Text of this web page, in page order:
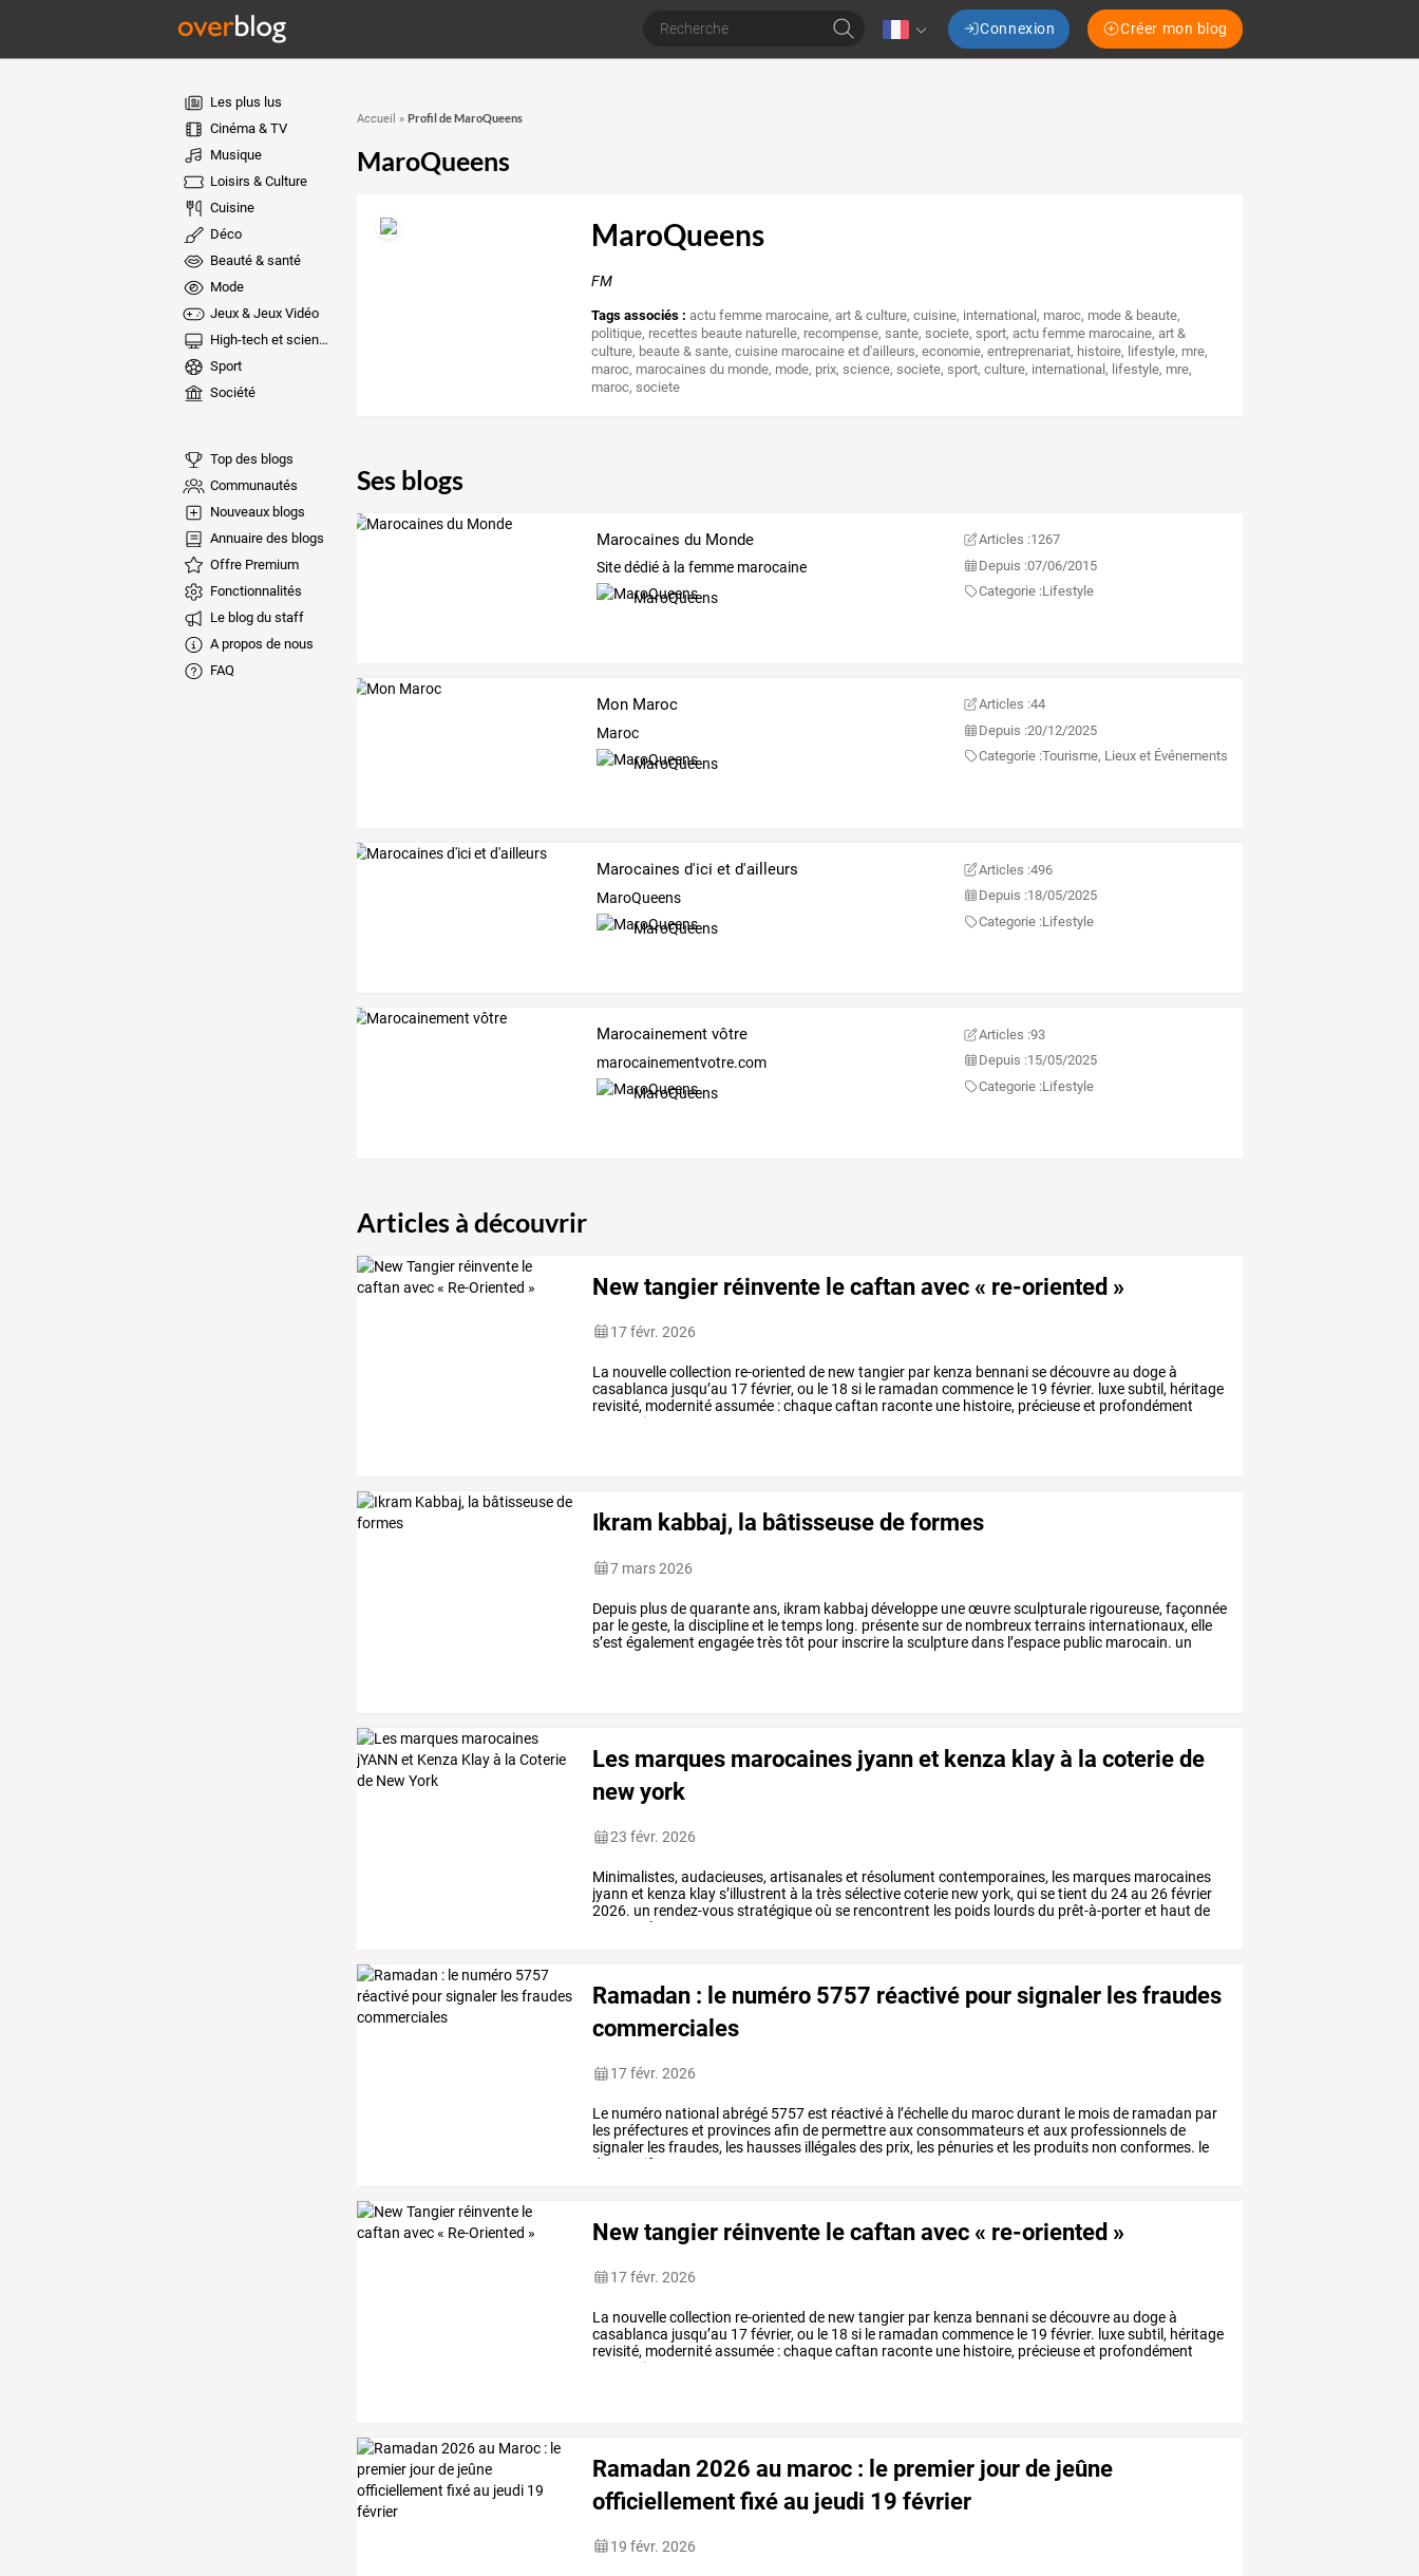
Connexion Créer mon blog
Les plus lus
Cinéma & TV
Musique
Loisirs & Culture
Cuisine
Déco
Beauté & santé
Mode
Jeux & Jeux Vidéo
High-tech et sciences
Sport
Société
Top des blogs
Communautés
Nouveaux blogs
Annuaire des blogs
Offre Premium
Fonctionnalités
Le blog du staff
A propos de nous
FAQ
Accueil » Profil de MaroQueens
MaroQueens
MaroQueens
FM
Tags associés : actu femme marocaine,art & culture,cuisine, international, maroc, mode & beaute,
politique, recettes beaute naturelle, recompense,sante,societe,sport,actu femme marocaine,art &
culture, beaute & sante,cuisine marocaine et d'ailleurs,economie, entreprenariat, histoire, lifestyle, mre,
maroc, marocaines du monde, mode, prix,science,societe,sport,culture, international, lifestyle, mre,
maroc,societe
Ses blogs
Marocaines du Monde
Site dédié à la femme marocaine
MaroQueens
Articles :1267
Depuis :07/06/2015
Categorie :Lifestyle
Mon Maroc
Maroc
MaroQueens
Articles :44
Depuis :20/12/2025
Categorie :Tourisme, Lieux et Événements
Marocaines d'ici et d'ailleurs
MaroQueens
MaroQueens
Articles :496
Depuis :18/05/2025
Categorie :Lifestyle
Marocainement vôtre
marocainementvotre.com
MaroQueens
Articles :93
Depuis :15/05/2025
Categorie :Lifestyle
Articles à découvrir
New tangier réinvente le caftan avec « re-oriented »
17 févr. 2026
La nouvellecollection re-oriented de new tangier par kenza bennanisedécouvreau dogeà
casablanca jusqu’au 17février, ou le 18 si le ramadan commence le 19 février. luxesubtil, héritage
revisité, modernitéassumée :chaquecaftan raconte une histoire, précieuseet profondément
marocaine.
Ikram kabbaj, la bâtisseuse de formes
7 mars 2026
Depuis plusdequaranteans, ikram kabbajdéveloppe uneœuvresculpturale rigoureuse, façonnée
par legeste, la disciplineet letemps long. présentesurde nombreuxterrains internationaux, elle
s’est également engagéetrèstôt pour inscrire la sculpturedans l’espace public marocain. un
Les marques marocaines jyann et kenza klay à la coterie de
new york
23 févr. 2026
Minimalistes,audacieuses,artisanaleset résolument contemporaines, les marques marocaines
jyann et kenza klays’illustrent à la trèssélectivecoterie new york,quisetient du 24au 26février
2026. un rendez-vousstratégiqueoù se rencontrent les poids lourdsdu prêt-à-porteret haut de
les
Ramadan : le numéro 5757 réactivé pour signaler les fraudes
commerciales
17 févr. 2026
Le numéro national abrégé 5757est réactivéà l’échelledu marocdurant le moisde ramadan par
les préfectureset provincesafin de permettreauxconsommateurset aux professionnelsde
signaler lesfraudes, les hausses illégalesdes prix, les pénurieset les produits non conformes. le
dispositif
New tangier réinvente le caftan avec « re-oriented »
17 févr. 2026
La nouvellecollection re-oriented de new tangier par kenza bennanisedécouvreau dogeà
casablanca jusqu’au 17février, ou le 18 si le ramadan commence le 19 février. luxesubtil, héritage
revisité, modernitéassumée :chaquecaftan raconte une histoire, précieuseet profondément
marocaine.
Ramadan 2026 au maroc : le premier jour de jeûne
officiellement fixé au jeudi 19 février
19 févr. 2026